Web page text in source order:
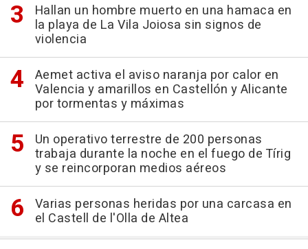
Hallan un hombre muerto en una hamaca en
la playa de La Vila Joiosa sin signos de
violencia
Aemet activa el aviso naranja por calor en
Valencia y amarillos en Castellón y Alicante
por tormentas y máximas
Un operativo terrestre de 200 personas
trabaja durante la noche en el fuego de Tírig
y se reincorporan medios aéreos
Varias personas heridas por una carcasa en
el Castell de l'Olla de Altea